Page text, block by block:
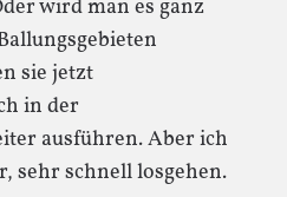
wird man es ganz
sie jetzt
in der
ausführen. Aber ich
sehr schnell losgehen.